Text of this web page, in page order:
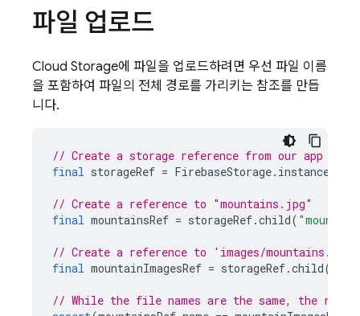
파일 업로드
Cloud Storage에 파일을 업로드하려면 우선 파일 이름
을 포함하여 파일의 전체 경로를 가리키는 참조를 만듭
니다.
// Create a storage reference from our app
final storageRef = FirebaseStorage. instance
// Create a reference to "mountains.jpg"
final mountainsRef = storageRef.child(
// Create a reference to 'images/mountains.jpg'
final mountainImagesRef = storageRef.child(
// While the file names are the same, the